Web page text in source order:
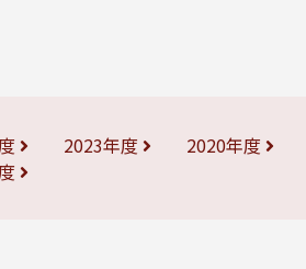
2023年度 2020年度